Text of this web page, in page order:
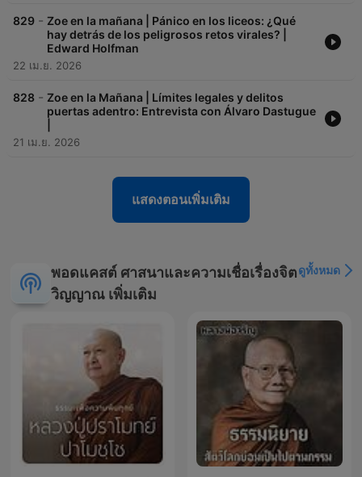
829 - Zoe en la mañana | Pánico en los liceos: ¿Qué
hay detrás de los peligrosos retos virales? |
Edward Holfman
22 เม.ย. 2026
828 - Zoe en la Mañana | Límites legales y delitos
puertas adentro: Entrevista con Álvaro Dastugue
21 เม.ย. 2026
แสดงตอนเพิ่มเติม
พอดแคสต์ ศาสนาและความเชื่อเรื่องจิต
วิญญาณ เพิ่มเติม
ดูทั้งหมด